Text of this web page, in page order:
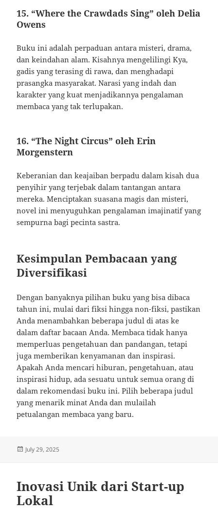
15. “Where the Crawdads Sing” oleh Delia
Owens
Buku ini adalah perpaduan antara misteri, drama,
dan keindahan alam. Kisahnya mengelilingi Kya,
gadis yang terasing di rawa, dan menghadapi
prasangka masyarakat. Narasi yang indah dan
karakter yang kuat menjadikannya pengalaman
membaca yang tak terlupakan.
16. “The Night Circus” oleh Erin
Morgenstern
Keberanian dan keajaiban berpadu dalam kisah dua
penyihir yang terjebak dalam tantangan antara
mereka. Menciptakan suasana magis dan misteri,
novel ini menyuguhkan pengalaman imajinatif yang
sempurna bagi pecinta sastra.
Kesimpulan Pembacaan yang
Diversifikasi
Dengan banyaknya pilihan buku yang bisa dibaca
tahun ini, mulai dari fiksi hingga non-fiksi, pastikan
Anda menambahkan beberapa judul di atas ke
dalam daftar bacaan Anda. Membaca tidak hanya
memperluas pengetahuan dan pandangan, tetapi
juga memberikan kenyamanan dan inspirasi.
Apakah Anda mencari hiburan, pengetahuan, atau
inspirasi hidup, ada sesuatu untuk semua orang di
dalam rekomendasi buku ini. Pilih beberapa judul
yang menarik minat Anda dan mulailah
petualangan membaca yang baru.
Posted
July 29, 2025
Inovasi Unik dari Start-up
Lokal